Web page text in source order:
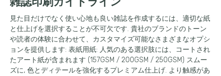
見た目だけでなく使い心地も良い雑誌を作成するには、適切な紙
と仕上げを選択することが不可欠です. 貴社のブランドのトーン
や読者の体験に合わせて、カスタマイズ可能なさまざまなオプシ
ョンを提供します: 表紙用紙: 人気のある選択肢には、コートされ
たアート紙が含まれます (157GSM / 200GSM / 250GSM) スムー
ズに, 色とディテールを強化するプレミアム仕上げ. より触感があ